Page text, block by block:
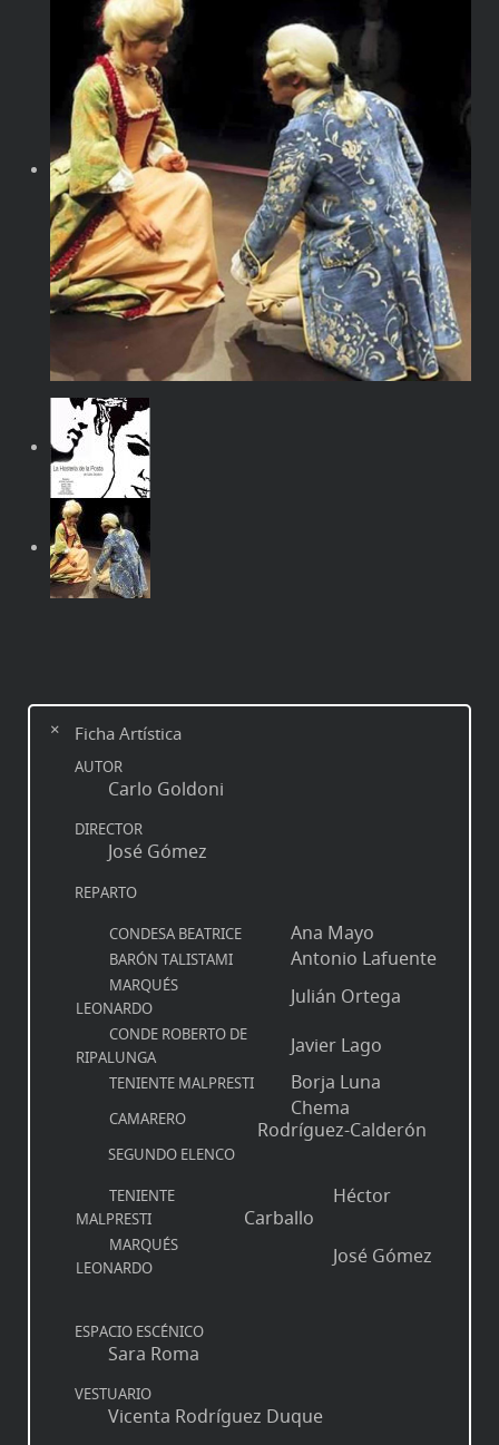
Ficha Artística
AUTOR
Carlo Goldoni
DIRECTOR
José Gómez
REPARTO
CONDESA BEATRICE Ana Mayo
BARÓN TALISTAMI Antonio Lafuente
MARQUÉS
LEONARDO
Julián Ortega
CONDE ROBERTO DE
RIPALUNGA
Javier Lago
TENIENTE MALPRESTI Borja Luna
CAMARERO
Chema
Rodríguez-Calderón
SEGUNDO ELENCO
TENIENTE
MALPRESTI
Héctor
Carballo
MARQUÉS
LEONARDO
José Gómez
ESPACIO ESCÉNICO
Sara Roma
VESTUARIO
Vicenta Rodríguez Duque